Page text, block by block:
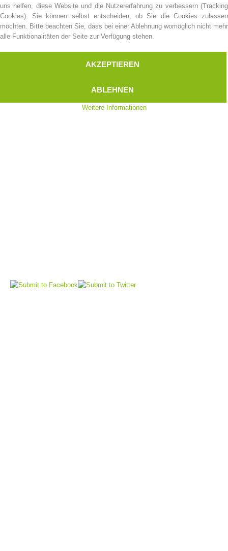
uns helfen, diese Website und die Nutzererfahrung zu verbessern (Tracking
Cookies). Sie können selbst entscheiden, ob Sie die Cookies zulassen
möchten. Bitte beachten Sie, dass bei einer Ablehnung womöglich nicht mehr
alle Funktionalitäten der Seite zur Verfügung stehen.
AKZEPTIEREN
ABLEHNEN
Weitere Informationen